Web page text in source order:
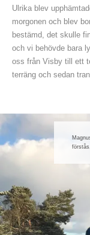
Ulrika blev
morgonen och blev
bestämd, det skulle
och vi behövde bara
oss från Visby till ett
terräng och sedan